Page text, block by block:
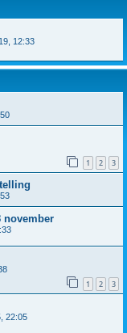
12:33
1 2 3
november
1 2 3
22:05